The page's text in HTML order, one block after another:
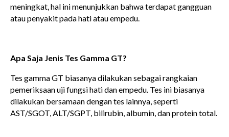
meningkat, hal ini menunjukkan bahwa terdapat gangguan
atau penyakit pada hati atau empedu.
Apa Saja Jenis Tes Gamma GT?
Tes gamma GT biasanya dilakukan sebagai rangkaian
pemeriksaan uji fungsi hati dan empedu. Tes ini biasanya
dilakukan bersamaan dengan tes lainnya, seperti
AST/SGOT, ALT/SGPT, bilirubin, albumin, dan protein total.